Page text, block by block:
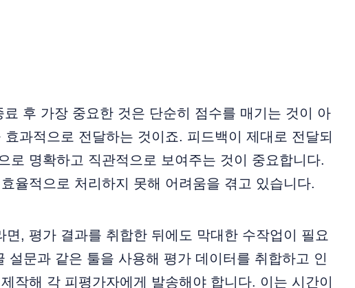
후 가장 중요한 것은 단순히 점수를 매기는 것이 아
과적으로 전달하는 것이죠. 피드백이 제대로 전달되
로 명확하고 직관적으로 보여주는 것이 중요합니다.
율적으로 처리하지 못해 어려움을 겪고 있습니다.
, 평가 결과를 취합한 뒤에도 막대한 수작업이 필요
설문과 같은 툴을 사용해 평가 데이터를 취합하고 인
작해 각 피평가자에게 발송해야 합니다. 이는 시간이